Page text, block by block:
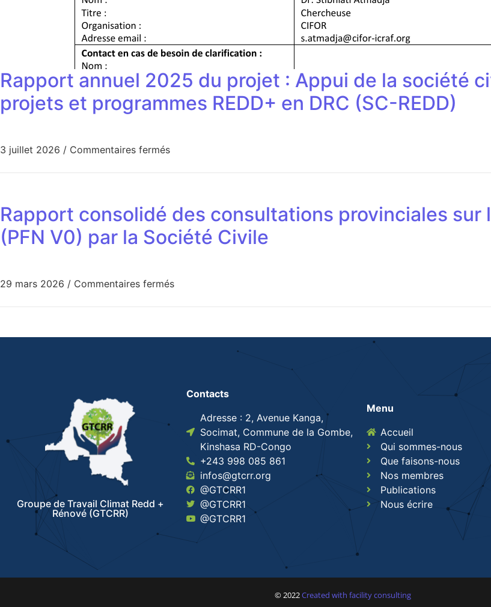
Rapport annuel 2025 du projet : Appui de la société
projets et programmes REDD+ en DRC (SC-REDD)
3 juillet 2026 / Commentaires fermés
Rapport consolidé des consultations provinciales sur
(PFN V0) par la Société Civile
29 mars 2026 / Commentaires fermés
Groupe de Travail Climat Redd +
Rénové (GTCRR)
Contacts
Adresse : 2, Avenue Kanga,
Socimat, Commune de la Gombe,
Kinshasa RD-Congo
+243 998 085 861
infos@gtcrr.org
@GTCRR1
@GTCRR1
@GTCRR1
Menu
Accueil
Qui sommes-nous
Que faisons-nous
Nos membres
Publications
Nous écrire
© 2022Created with facility consulting